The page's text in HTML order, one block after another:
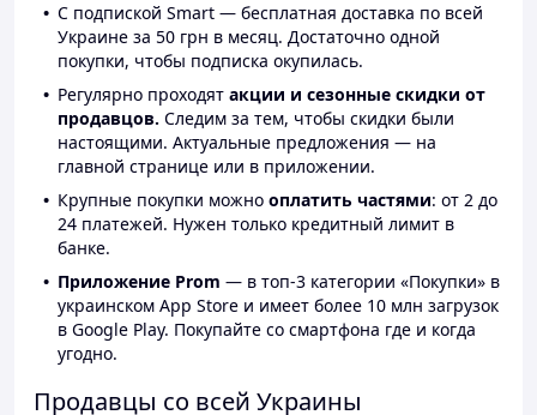
С подпиской Smart — бесплатная доставка по всей
Украине за 50 грн в месяц. Достаточно одной
покупки, чтобы подписка окупилась.
Регулярно проходят акции и сезонные скидки от
продавцов. Следим за тем, чтобы скидки были
настоящими. Актуальные предложения — на
главной странице или в приложении.
Крупные покупки можно оплатить частями: от 2 до
24 платежей. Нужен только кредитный лимит в
банке.
Приложение Prom — в топ-3 категории «Покупки» в
украинском App Store и имеет более 10 млн загрузок
в Google Play. Покупайте со смартфона где и когда
угодно.
Продавцы со всей Украины